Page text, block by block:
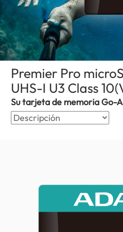
Premier Pro
UHS-I U3 Class
Su tarjeta de memoria Go-